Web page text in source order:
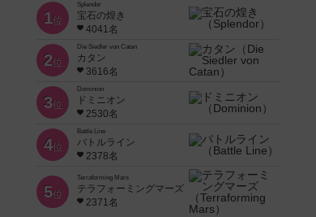
1位
Splendor
宝石の煌き
4041名
2位
Die Siedler von Catan
カタン
3616名
3位
Dominion
ドミニオン
2530名
4位
Battle Line
バトルライン
2378名
5位
Terraforming Mars
テラフォーミングマーズ
2371名